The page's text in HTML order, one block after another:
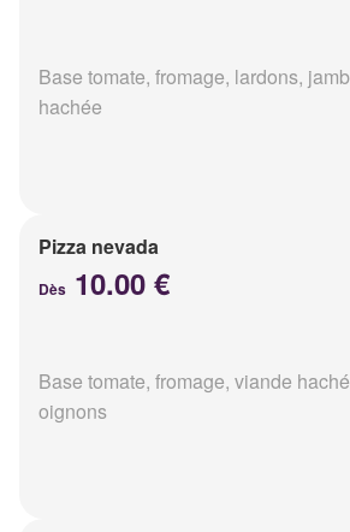
Base tomate, fromage, lardons,
hachée
Pizza nevada
Dès 10.00 €
Base tomate, fromage, viande
oignons